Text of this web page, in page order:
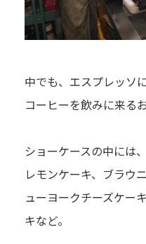
中でも、エスプレッソ
コーヒーを飲みに来る
ショーケースの中には
レモンケーキ、ブラウ
ューヨークチーズケー
キなど。